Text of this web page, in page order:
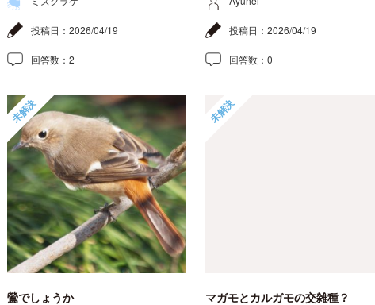
投稿日： 2026/04/19
回答数： 2
投稿日： 2026/04/19
回答数： 0
未解決
鶯でしょうか
未解決
マガモとカルガモの交雑種？